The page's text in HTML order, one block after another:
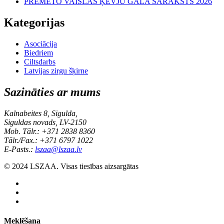
Kategorijas
Asociācija
Biedriem
Ciltsdarbs
Latvijas zirgu šķirne
Sazināties ar mums
Kalnabeites 8, Sigulda,
Siguldas novads, LV-2150
Mob. Tālr.: +371 2838 8360
Tālr./Fax.: +371 6797 1022
E-Pasts.: lszaa@lszaa.lv
© 2024 LSZAA. Visas tiesības aizsargātas
Meklēšana